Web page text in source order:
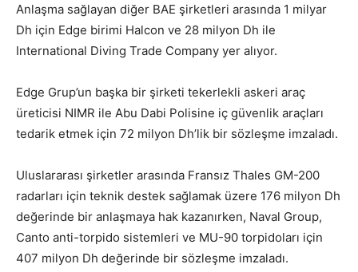
Anlaşma sağlayan diğer BAE şirketleri arasında 1 milyar
Dh için Edge birimi Halcon ve 28 milyon Dh ile
International Diving Trade Company yer alıyor.
Edge Grup’un başka bir şirketi tekerlekli askeri araç
üreticisi NIMR ile Abu Dabi Polisine iç güvenlik araçları
tedarik etmek için 72 milyon Dh’lik bir sözleşme imzaladı.
Uluslararası şirketler arasında Fransız Thales GM-200
radarları için teknik destek sağlamak üzere 176 milyon Dh
değerinde bir anlaşmaya hak kazanırken, Naval Group,
Canto anti-torpido sistemleri ve MU-90 torpidoları için
407 milyon Dh değerinde bir sözleşme imzaladı.